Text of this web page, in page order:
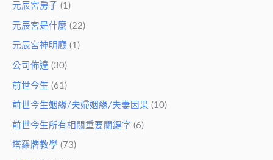
元辰宮房子 (1)
元辰宮是什麼 (22)
元辰宮神明廳 (1)
公司佈達 (30)
前世今生 (61)
前世今生姻緣/夫婦姻緣/夫妻因果 (10)
前世今生所有相關重要關鍵字 (6)
塔羅牌教學 (73)